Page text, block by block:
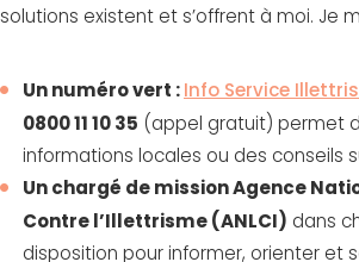
solutions existent et s’offrent à moi. Je
Un numéro vert :Info Service
0800 11 10 35 (appel gratuit) permet
informations locales ou des conseils
Un chargé de mission Agence
Contre l’Illettrisme (ANLCI) dans
disposition pour informer, orienter et